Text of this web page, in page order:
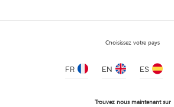
Choisissez votre pays
FR EN ES
Trouvez nous maintenant sur